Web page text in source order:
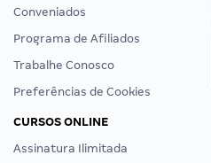
Conveniados
Programa de Afiliados
Trabalhe Conosco
Preferências de Cookies
CURSOS ONLINE
Assinatura Ilimitada